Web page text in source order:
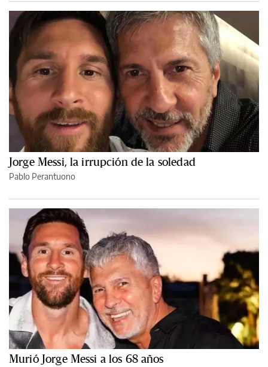
Jorge Messi, la irrupción de la soledad
Pablo Perantuono
Murió Jorge Messi a los 68 años